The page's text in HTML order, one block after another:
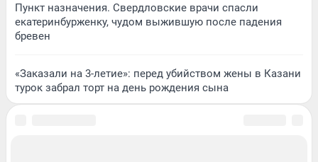
Пункт назначения. Свердловские врачи спасли
екатеринбурженку, чудом выжившую после падения
бревен
«Заказали на 3-летие»: перед убийством жены в Казани
турок забрал торт на день рождения сына